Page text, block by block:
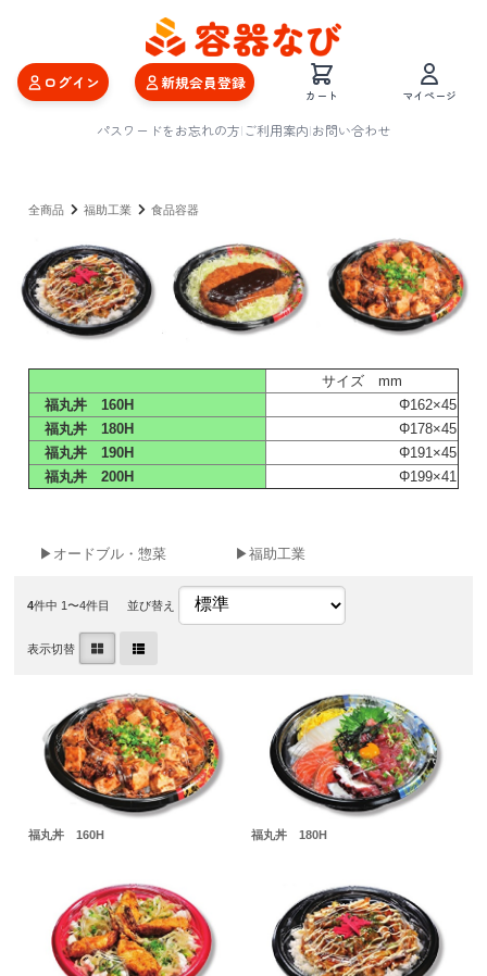
ログイン 新規会員登録
カート マイページ
パスワードをお忘れの方|ご利用案内|お問い合わせ
全商品 福助工業 食品容器
サイズ mm
福丸丼 160H
Φ162×45
福丸丼 180H
Φ178×45
福丸丼 190H
Φ191×45
福丸丼 200H
Φ199×41
▶オードブル・惣菜 ▶福助工業
4件中 1〜4件目 並び替え
表示切替
福丸丼 160H 福丸丼 180H